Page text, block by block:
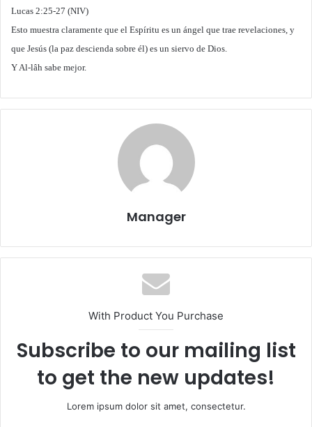
Lucas 2:25-27 (NIV)
Esto muestra claramente que el Espíritu es un ángel que trae revelaciones, y
que Jesús (la paz descienda sobre él) es un siervo de Dios.
Y Al-lâh sabe mejor.
Manager
With Product You Purchase
Subscribe to our mailing list
to get the new updates!
Lorem ipsum dolor sit amet, consectetur.